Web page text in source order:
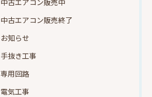
中古エアコン販売中
中古エアコン販売終了
お知らせ
手抜き工事
専用回路
電気工事